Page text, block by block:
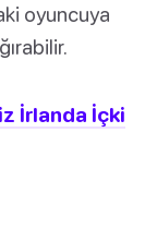
oyuncuya
İrlanda İçki